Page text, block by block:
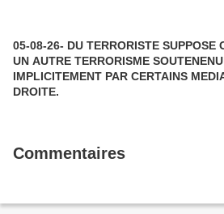
05-08-26- DU TERRORISTE SUPPOSE
UN AUTRE TERRORISME
IMPLICITEMENT PAR CERTAINS MEDIAS D'EXTRÊME
DROITE.
Commentaires